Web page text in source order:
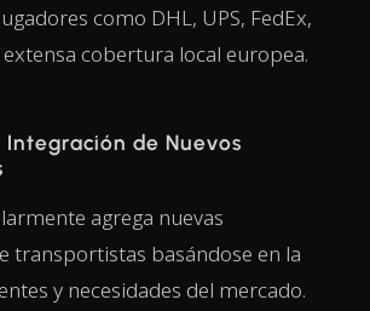
como DHL, UPS, FedEx,
cobertura local europea.
Integración de Nuevos
agrega nuevas
transportistas basándose en la
y necesidades del mercado.